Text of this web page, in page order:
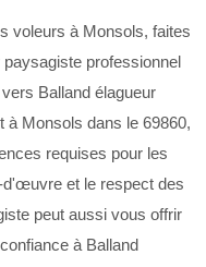
voleurs à Monsols, faites
professionnel
Balland élagueur
à Monsols dans le 69860,
requises pour les
et le respect des
peut aussi vous offrir
à Balland